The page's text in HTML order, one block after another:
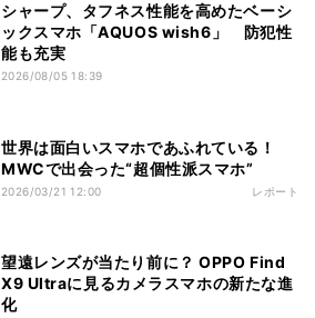
シャープ、タフネス性能を高めたベーシ
ックスマホ「AQUOS wish6」 防犯性
能も充実
2026/08/05 18:39
世界は面白いスマホであふれている！
MWCで出会った“超個性派スマホ”
2026/03/21 12:00 レポート
望遠レンズが当たり前に？ OPPO Find
X9 Ultraに見るカメラスマホの新たな進
化